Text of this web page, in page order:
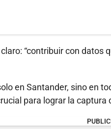
“contribuir con datos
en Santander, sino en
para lograr la captura